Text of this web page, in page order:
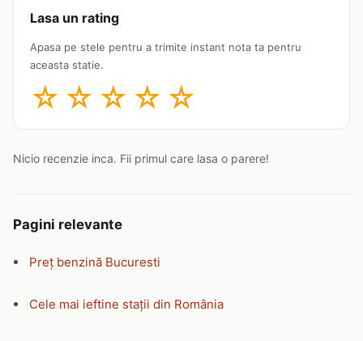
Lasa un rating
Apasa pe stele pentru a trimite instant nota ta pentru
aceasta statie.
☆ ☆ ☆ ☆ ☆
Nicio recenzie inca. Fii primul care lasa o parere!
Pagini relevante
Preț benzină Bucuresti
Cele mai ieftine stații din România